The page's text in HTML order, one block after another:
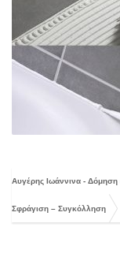
Αυγέρης Ιωάννινα - Δόμηση
Σφράγιση – Συγκόλληση